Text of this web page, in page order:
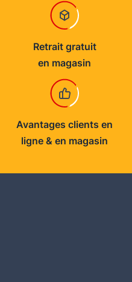
Retrait gratuit
en magasin
Avantages clients en
ligne & en magasin